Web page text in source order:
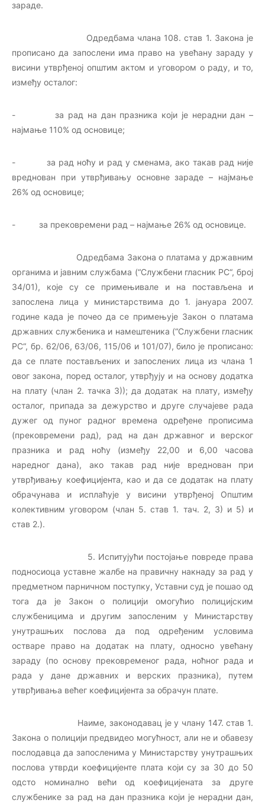
зараде.
Одредбама члана 108. став 1. Закона је
прописано да запослени има право на увећану зараду у
висини утврђеној општим актом и уговором о раду, и то,
између осталог:
- за рад на дан празника који је нерадни дан –
најмање 110% од основице;
- за рад ноћу и рад у сменама, ако такав рад није
вреднован при утврђивању основне зараде – најмање
26% од основице;
- за прековремени рад – најмање 26% од основице.
Одредбама Закона о платама у државним
органима и јавним службама (“Службени гласник РС“, број
34/01), које су се примењивале и на постављена и
запослена лица у министарствима до 1. јануара 2007.
године када је почео да се примењује Закон о платама
државних службеника и намештеника (“Службени гласник
РС“, бр. 62/06, 63/06, 115/06 и 101/07), било је прописано:
да се плате постављених и запослених лица из члана 1
овог закона, поред осталог, утврђују и на основу додатка
на плату (члан 2. тачка 3)); да додатак на плату, између
осталог, припада за дежурство и друге случајеве рада
дужег од пуног радног времена одређене прописима
(прековремени рад), рад на дан државног и верског
празника и рад ноћу (између 22,00 и 6,00 часова
наредног дана), ако такав рад није вреднован при
утврђивању коефицијента, као и да се додатак на плату
обрачунава и исплаћује у висини утврђеној Општим
колективним уговором (члан 5. став 1. тач. 2, 3) и 5) и
став 2.).
5. Испитујући постојање повреде права
подносиоца уставне жалбе на правичну накнаду за рад у
предметном парничном поступку, Уставни суд је пошао од
тога да је Закон о полицији омогућио полицијским
службеницима и другим запосленим у Министарству
унутрашњих послова да под одређеним условима
остваре право на додатак на плату, односно увећану
зараду (по основу прековременог рада, ноћног рада и
рада у дане државних и верских празника), путем
утврђивања већег коефицијента за обрачун плате.
Наиме, законодавац је у члану 147. став 1.
Закона о полицији предвидео могућност, али не и обавезу
послодавца да запосленима у Министарству унутрашњих
послова утврди коефицијенте плата који су за 30 до 50
одсто номинално већи од коефицијената за друге
службенике за рад на дан празника који је нерадни дан,